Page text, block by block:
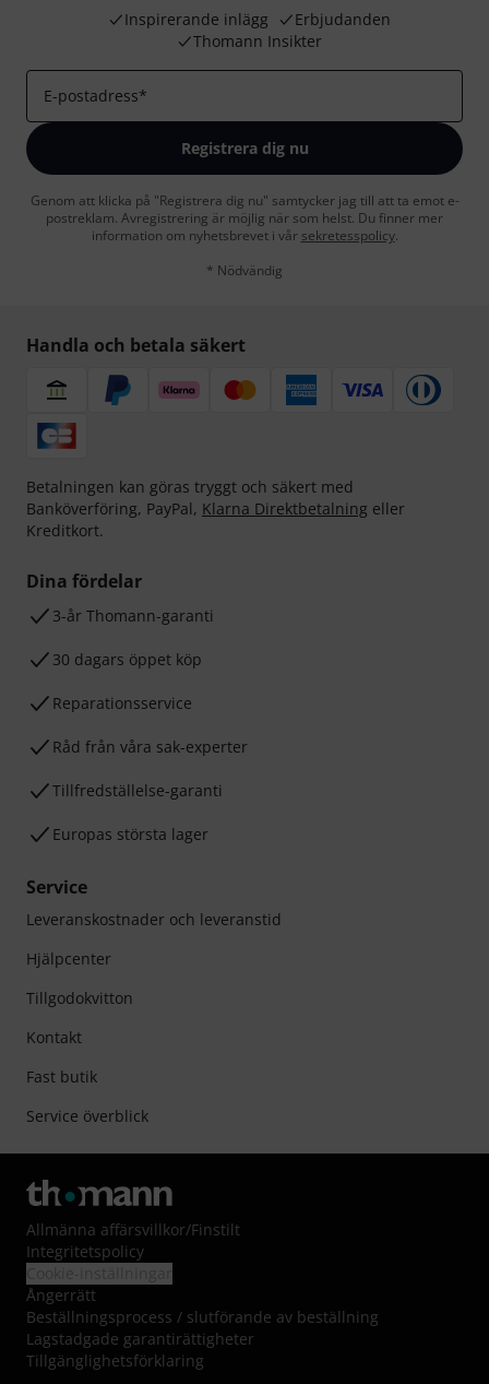
Inspirerande inlägg
Erbjudanden
Thomann Insikter
E-postadress*
Registrera dig nu
Genom att klicka på "Registrera dig nu" samtycker jag till att ta emot e-
postreklam. Avregistrering är möjlig när som helst. Du finner mer
information om nyhetsbrevet i vår sekretesspolicy.
* Nödvändig
Handla och betala säkert
Betalningen kan göras tryggt och säkert med
Banköverföring, PayPal, Klarna Direktbetalning eller
Kreditkort.
Dina fördelar
3-år Thomann-garanti
30 dagars öppet köp
Reparationsservice
Råd från våra sak-experter
Tillfredställelse-garanti
Europas största lager
Service
Leveranskostnader och leveranstid
Hjälpcenter
Tillgodokvitton
Kontakt
Fast butik
Service överblick
Allmänna affärsvillkor/Finstilt
Integritetspolicy
Ångerrätt
Beställningsprocess / slutförande av beställning
Lagstadgade garantirättigheter
Tillgänglighetsförklaring